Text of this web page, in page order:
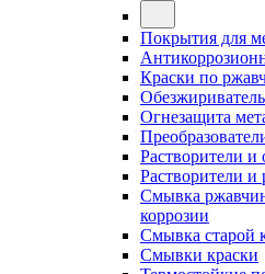
Покрытия для
Краски по
Огнезащита
Растворители и
Растворители и
Смывка
коррозии
Смывка старой
Смывки краски